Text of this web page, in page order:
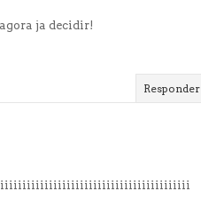
ja decidir!
Responder